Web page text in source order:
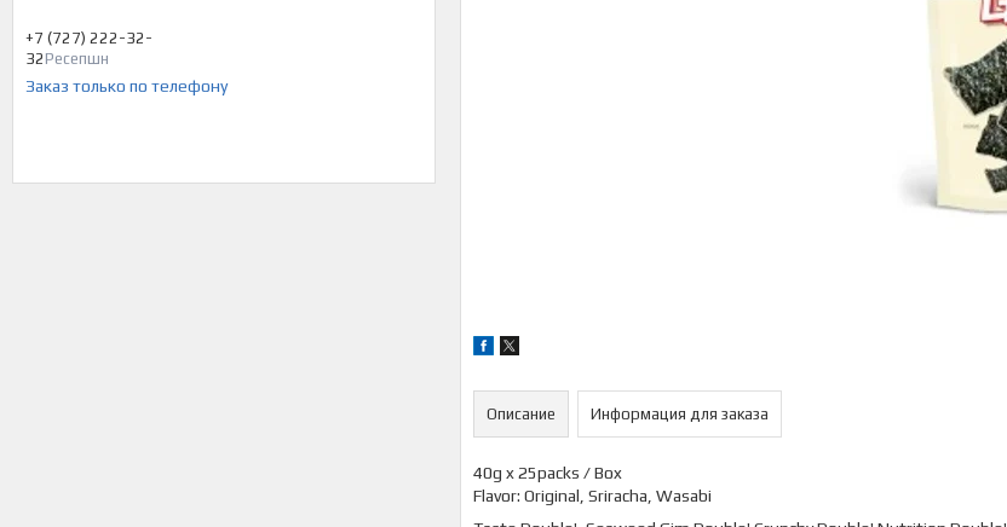
+7 (727) 222-32-
32 Ресепшн
Заказ только по телефону
Описание Информация для заказа
40g x 25packs / Box
Flavor: Original, Sriracha, Wasabi